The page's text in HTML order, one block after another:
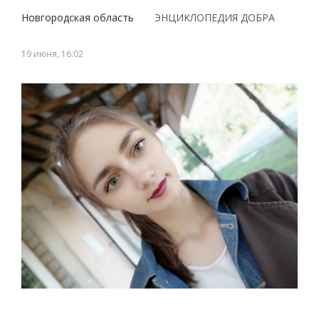
Новгородская область ЭНЦИКЛОПЕДИЯ ДОБРА
19 июня, 16:02